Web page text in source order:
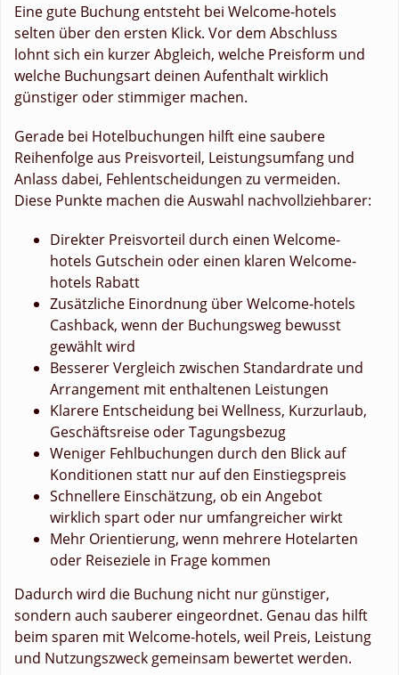
Eine gute Buchung entsteht bei Welcome-hotels
selten über den ersten Klick. Vor dem Abschluss
lohnt sich ein kurzer Abgleich, welche Preisform und
welche Buchungsart deinen Aufenthalt wirklich
günstiger oder stimmiger machen.
Gerade bei Hotelbuchungen hilft eine saubere
Reihenfolge aus Preisvorteil, Leistungsumfang und
Anlass dabei, Fehlentscheidungen zu vermeiden.
Diese Punkte machen die Auswahl nachvollziehbarer:
Direkter Preisvorteil durch einen Welcome-
hotels Gutschein oder einen klaren Welcome-
hotels Rabatt
Zusätzliche Einordnung über Welcome-hotels
Cashback, wenn der Buchungsweg bewusst
gewählt wird
Besserer Vergleich zwischen Standardrate und
Arrangement mit enthaltenen Leistungen
Klarere Entscheidung bei Wellness, Kurzurlaub,
Geschäftsreise oder Tagungsbezug
Weniger Fehlbuchungen durch den Blick auf
Konditionen statt nur auf den Einstiegspreis
Schnellere Einschätzung, ob ein Angebot
wirklich spart oder nur umfangreicher wirkt
Mehr Orientierung, wenn mehrere Hotelarten
oder Reiseziele in Frage kommen
Dadurch wird die Buchung nicht nur günstiger,
sondern auch sauberer eingeordnet. Genau das hilft
beim sparen mit Welcome-hotels, weil Preis, Leistung
und Nutzungszweck gemeinsam bewertet werden.